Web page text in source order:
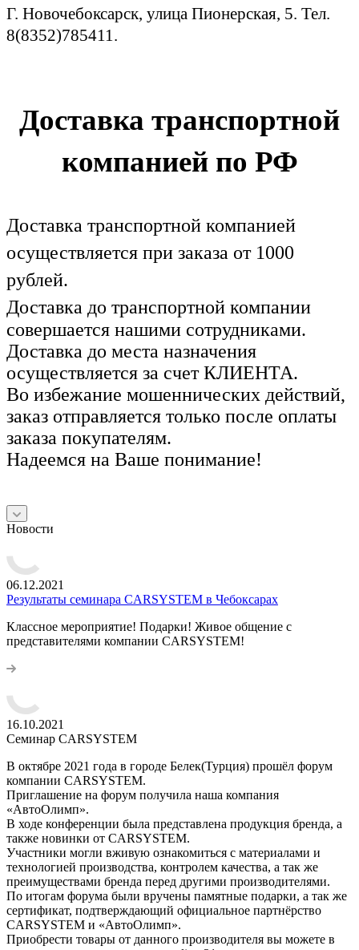
Г. Новочебоксарск, улица Пионерская, 5. Тел.
8(8352)785411.
Доставка транспортной
компанией по РФ
Доставка транспортной компанией
осуществляется при заказа от 1000
рублей.
Доставка до транспортной компании
совершается нашими сотрудниками.
Доставка до места назначения
осуществляется за счет КЛИЕНТА.
Во избежание мошеннических действий,
заказ отправляется только после оплаты
заказа покупателям.
Надеемся на Ваше понимание!
Новости
06.12.2021
Результаты семинара CARSYSTEM в Чебоксарах
Классное мероприятие! Подарки! Живое общение с
представителями компании CARSYSTEM!
16.10.2021
Семинар CARSYSTEM
В октябре 2021 года в городе Белек(Турция) прошёл форум
компании CARSYSTEM.
Приглашение на форум получила наша компания
«АвтоОлимп».
В ходе конференции была представлена продукция бренда, а
также новинки от CARSYSTEM.
Участники могли вживую ознакомиться с материалами и
технологией производства, контролем качества, а так же
преимуществами бренда перед другими производителями.
По итогам форума были вручены памятные подарки, а так же
сертификат, подтверждающий официальное партнёрство
CARSYSTEM и «АвтоОлимп».
Приобрести товары от данного производителя вы можете в